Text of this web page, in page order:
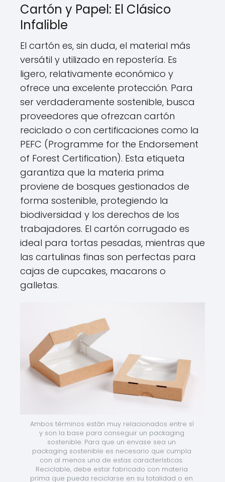
Cartón y Papel: El Clásico
Infalible
El cartón es, sin duda, el material más
versátil y utilizado en repostería. Es
ligero, relativamente económico y
ofrece una excelente protección. Para
ser verdaderamente sostenible, busca
proveedores que ofrezcan cartón
reciclado o con certificaciones como la
PEFC (Programme for the Endorsement
of Forest Certification). Esta etiqueta
garantiza que la materia prima
proviene de bosques gestionados de
forma sostenible, protegiendo la
biodiversidad y los derechos de los
trabajadores. El cartón corrugado es
ideal para tortas pesadas, mientras que
las cartulinas finas son perfectas para
cajas de cupcakes, macarons o
galletas.
Ambos términos están muy relacionados entre sí
y son la base para conseguir un packaging
sostenible. Para que un envase sea un
packaging sostenible es necesario que cumpla
con al menos una de estas características:
Reciclable, debe estar fabricado con materia
prima que pueda reciclarse en su totalidad o en